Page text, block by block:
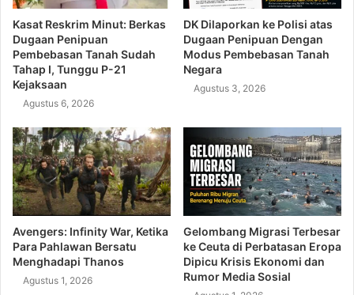
Kasat Reskrim Minut: Berkas
Dugaan Penipuan
Pembebasan Tanah Sudah
Tahap I, Tunggu P-21
Kejaksaan
Agustus 6, 2026
DK Dilaporkan ke Polisi atas
Dugaan Penipuan Dengan
Modus Pembebasan Tanah
Negara
Agustus 3, 2026
Avengers: Infinity War, Ketika
Para Pahlawan Bersatu
Menghadapi Thanos
Agustus 1, 2026
Gelombang Migrasi Terbesar
ke Ceuta di Perbatasan Eropa
Dipicu Krisis Ekonomi dan
Rumor Media Sosial